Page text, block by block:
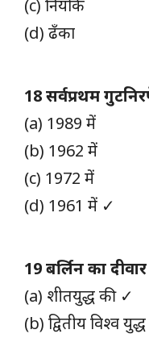
(c) नियोर्क
(d) ढँका
18 सर्वप्रथम
(a) 1989 में
(b) 1962 में
(c) 1972 में
(d) 1961 में ✓
19 बर्लिन का
(a) शीतयुद्ध की ✓
(b) द्वितीय विश्व